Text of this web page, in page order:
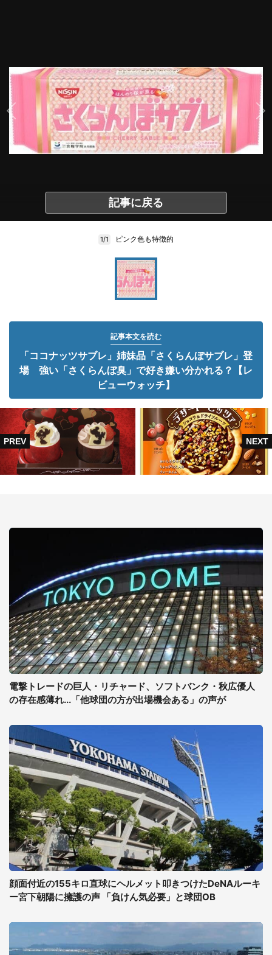
記事に戻る
1/1 ピンク色も特徴的
記事本文を読む
「ココナッツサブレ」姉妹品「さくらんぼサブレ」登
場 強い「さくらんぼ臭」で好き嫌い分かれる？【レ
ビューウォッチ】
電撃トレードの巨人・リチャード、ソフトバンク・秋広優人
の存在感薄れ...「他球団の方が出場機会ある」の声が
顔面付近の155キロ直球にヘルメット叩きつけたDeNAルーキ
ー宮下朝陽に擁護の声 「負けん気必要」と球団OB